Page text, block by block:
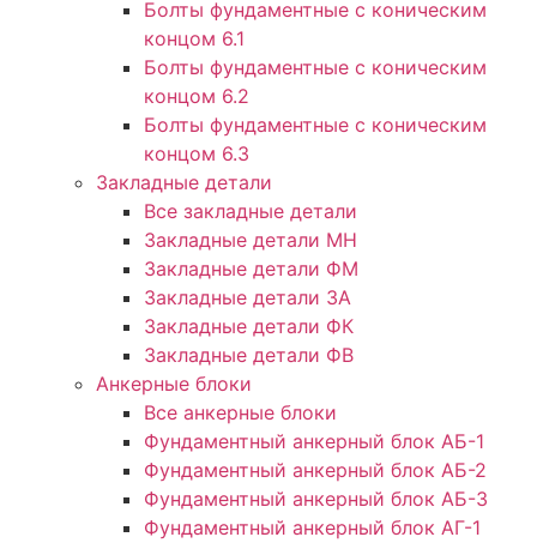
Болты фундаментные с коническим
концом 6.1
Болты фундаментные с коническим
концом 6.2
Болты фундаментные с коническим
концом 6.3
Закладные детали
Все закладные детали
Закладные детали МН
Закладные детали ФМ
Закладные детали ЗА
Закладные детали ФК
Закладные детали ФВ
Анкерные блоки
Все анкерные блоки
Фундаментный анкерный блок АБ-1
Фундаментный анкерный блок АБ-2
Фундаментный анкерный блок АБ-3
Фундаментный анкерный блок АГ-1